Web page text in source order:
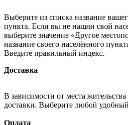
Выберите из списка название
пункта. Если вы не нашли свой
выберите значение «Другое
название своего населённого
Введите правильный индекс.
Доставка
В зависимости от места
доставки. Выберите любой
Оплата